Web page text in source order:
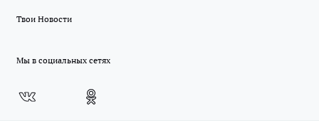
Твои Новости
Мы в социальных сетях